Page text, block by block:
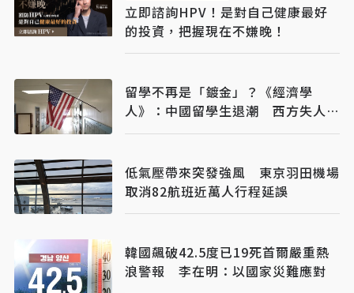
立即諮詢HPV！是對自己健康最好
的投資，把握現在不嫌晚！
留學不再是「鍍金」？《經濟學
人》：中國留學生退潮 西方失人
才、中國也恐吃虧
低氣壓帶來突發強風 東京羽田機場
取消82航班近萬人行程延誤
韓國飆破42.5度已19死首爾嚴重熱
浪警報 李在明：以國家災難應對